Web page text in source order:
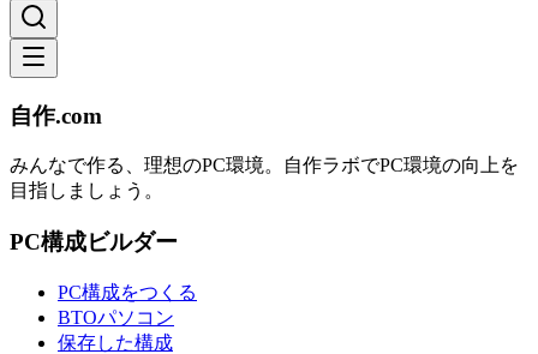
自作.com
みんなで作る、理想のPC環境。 自作ラボでPC環境の向上を
目指しましょう。
PC構成ビルダー
PC構成をつくる
BTOパソコン
保存した構成